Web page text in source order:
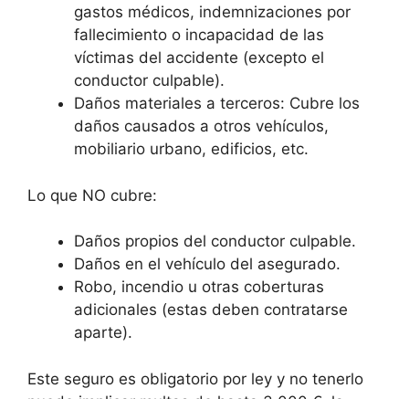
gastos médicos, indemnizaciones por
fallecimiento o incapacidad de las
víctimas del accidente (excepto el
conductor culpable).
Daños materiales a terceros: Cubre los
daños causados a otros vehículos,
mobiliario urbano, edificios, etc.
Lo que NO cubre:
Daños propios del conductor culpable.
Daños en el vehículo del asegurado.
Robo, incendio u otras coberturas
adicionales (estas deben contratarse
aparte).
Este seguro es obligatorio por ley y no tenerlo